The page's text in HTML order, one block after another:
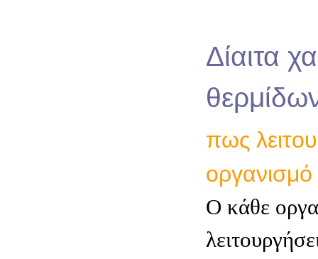
Δίαιτα
πως
οργανισμό
O κάθε